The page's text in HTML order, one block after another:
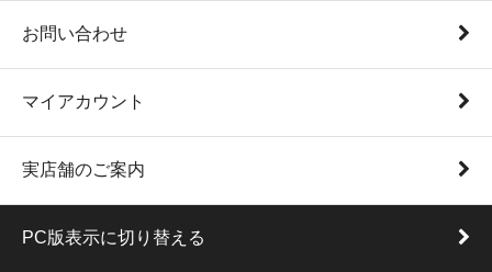
お問い合わせ
マイアカウント
実店舗のご案内
PC版表示に切り替える